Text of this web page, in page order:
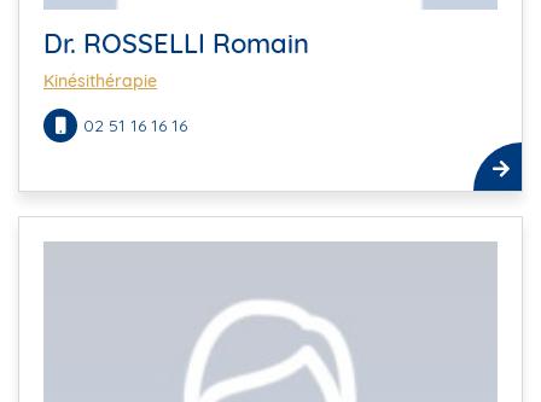
Dr. ROSSELLI Romain
Kinésithérapie
02 51 16 16 16